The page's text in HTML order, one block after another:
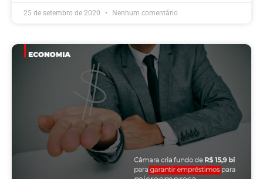
25 de setembro de 2020 Nenhum comentário